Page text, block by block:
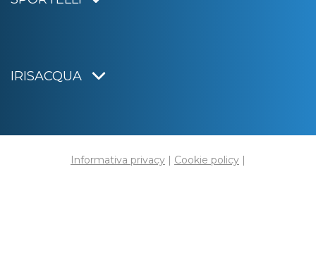
IRISACQUA
Informativa privacy | Cookie policy |